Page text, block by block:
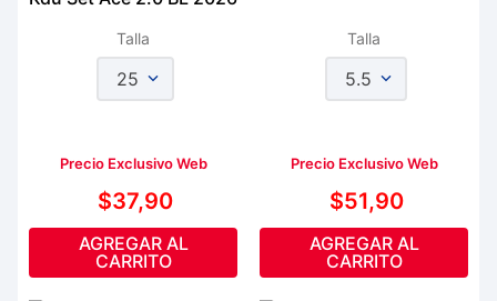
Talla
25
Precio Exclusivo Web
$37,90
AGREGAR AL
CARRITO
Talla
5.5
Precio Exclusivo Web
$51,90
AGREGAR AL
CARRITO